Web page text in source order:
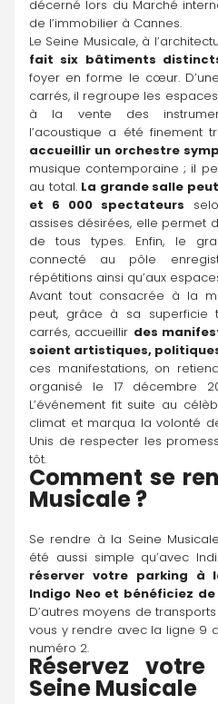
décerné lors du Marché
de l’immobilier à Cannes.
Le Seine Musicale, à
fait six bâtiments
foyer en forme le cœur.
carrés, il regroupe les
à la vente des
l’acoustique a été finement
accueillir un orchestre
musique contemporaine ; il
au total. La grande salle
et 6 000 spectateurs
assises désirées, elle permet
de tous types. Enfin, le
connecté au pôle
répétitions ainsi qu’aux
Avant tout consacrée à la
peut, grâce à sa superficie
carrés, accueillir des
soient artistiques,
ces manifestations, on
organisé le 17 décembre
L’événement fit suite au
climat et marqua la volonté
Unis de respecter les
tôt.
Comment se
Musicale ?
Se rendre à la Seine
été aussi simple qu’avec
réserver votre parking à
Indigo Neo et bénéficiez
D’autres moyens de
vous y rendre avec la ligne 9
numéro 2.
Réservez
Seine Musicale